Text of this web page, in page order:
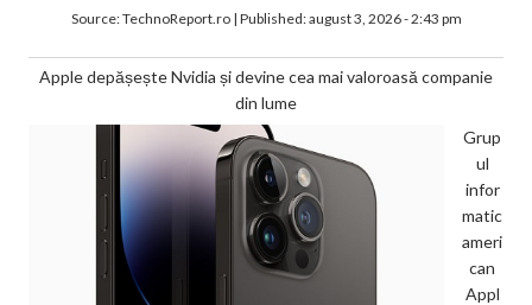
Source:TechnoReport.ro| Published:august 3, 2026 - 2:43 pm
Apple depășește Nvidia și devine cea mai valoroasă companie
din lume
Grup
ul
infor
matic
ameri
can
Appl